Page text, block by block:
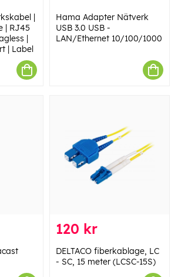
|
| RJ45
|
| Label
Hama Adapter Nätverk
USB 3.0 USB -
LAN/Ethernet 10/100/1000
120 kr
DELTACO fiberkablage, LC
- SC, 15 meter (LCSC-15S)